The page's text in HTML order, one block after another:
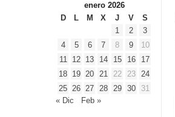
enero 2026
D
L M X J V
S
1
2
3
4
5 6 7 8 9
10
11
12 13 14 15 16
17
18 19 20 21 22 23
24
25 26 27 28 29 30
31
« Dic
Feb »